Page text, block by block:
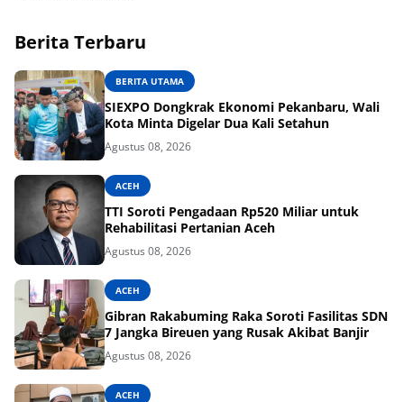
Berita Terbaru
BERITA UTAMA
SIEXPO Dongkrak Ekonomi Pekanbaru, Wali
Kota Minta Digelar Dua Kali Setahun
Agustus 08, 2026
ACEH
TTI Soroti Pengadaan Rp520 Miliar untuk
Rehabilitasi Pertanian Aceh
Agustus 08, 2026
ACEH
Gibran Rakabuming Raka Soroti Fasilitas SDN
7 Jangka Bireuen yang Rusak Akibat Banjir
Agustus 08, 2026
ACEH